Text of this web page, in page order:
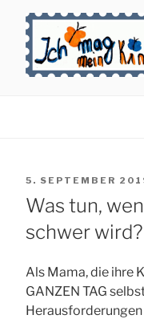
content
POSTED
ON
5. SEPTEMBER
Was tun,
schwer wird?
Als Mama, die ihre
GANZEN TAG